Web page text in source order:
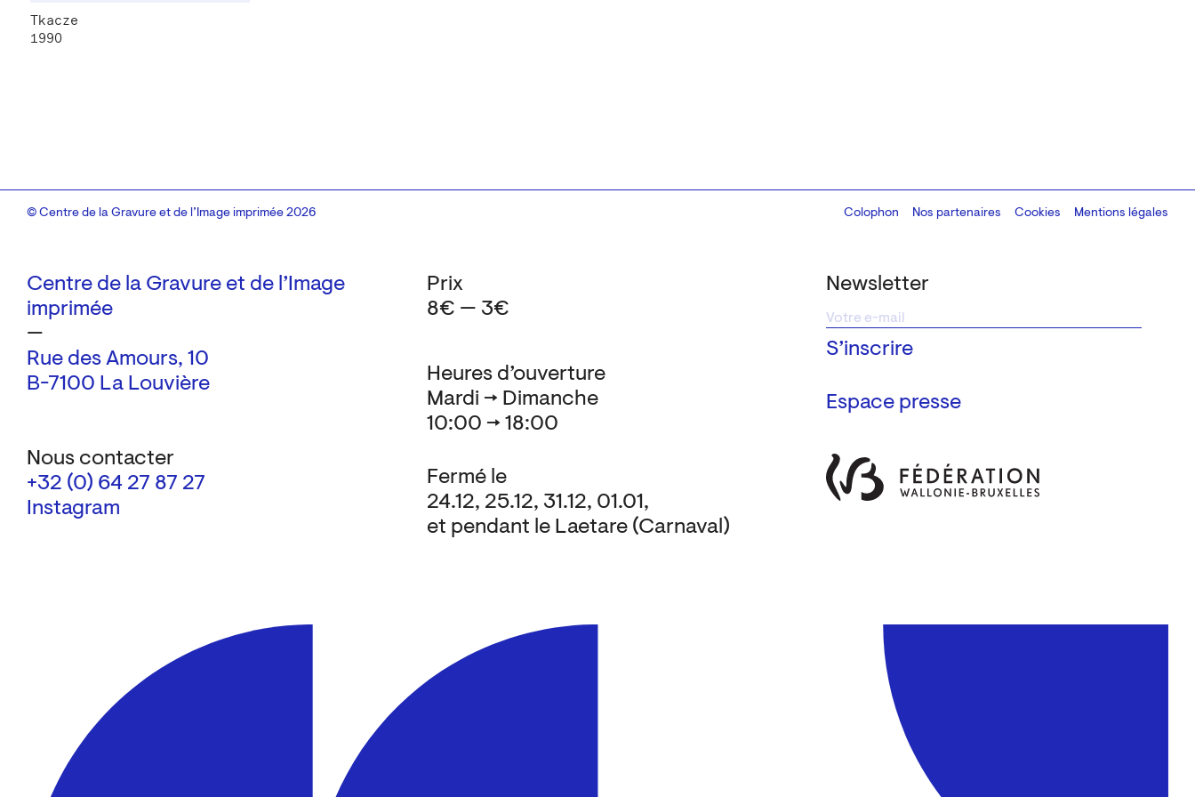
Tkacze
1990
Centre de la Gravure et de l’Image
imprimée
—
Rue des Amours, 10
B-7100 La Louvière
Nous contacter
+32 (0) 64 27 87 27
Instagram
Newsletter
Espace presse
Heures d’ouverture
Mardi → Dimanche
10:00 → 18:00
Fermé le
24.12, 25.12, 31.12, 01.01,
et pendant le Laetare (Carnaval)
Prix
8€ — 3€
© Centre de la Gravure et de l’Image imprimée 2026 Colophon
Design:Marcel Kaczmarek, code:8080.studio
Nos partenaires Cookies Mentions légales